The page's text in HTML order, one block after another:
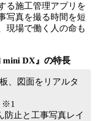
る施工管理アプリを
写真を撮る時間を短
現場で働く人の命も
mini DX』の特長
、図面をリアルタ
※1
防止と工事写真レイ